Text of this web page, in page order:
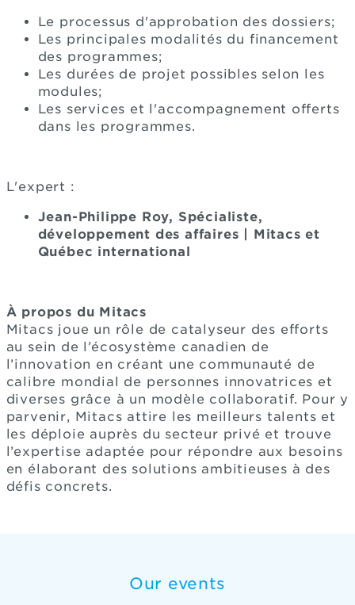
Le processus d'approbation des dossiers;
Les principales modalités du financement
des programmes;
Les durées de projet possibles selon les
modules;
Les services et l'accompagnement offerts
dans les programmes.
L'expert :
Jean-Philippe Roy, Spécialiste,
développement des affaires | Mitacs et
Québec international
À propos du Mitacs
Mitacs joue un rôle de catalyseur des efforts
au sein de l’écosystème canadien de
l’innovation en créant une communauté de
calibre mondial de personnes innovatrices et
diverses grâce à un modèle collaboratif. Pour y
parvenir, Mitacs attire les meilleurs talents et
les déploie auprès du secteur privé et trouve
l’expertise adaptée pour répondre aux besoins
en élaborant des solutions ambitieuses à des
défis concrets.
Our events